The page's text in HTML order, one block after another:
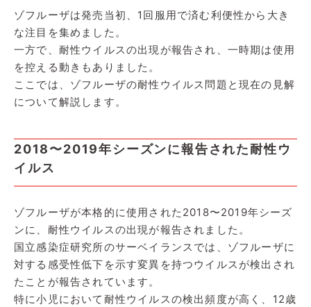
ゾフルーザは発売当初、1回服用で済む利便性から大き
な注目を集めました。
一方で、耐性ウイルスの出現が報告され、一時期は使用
を控える動きもありました。
ここでは、ゾフルーザの耐性ウイルス問題と現在の見解
について解説します。
2018〜2019年シーズンに報告された耐性ウ
イルス
ゾフルーザが本格的に使用された2018〜2019年シーズ
ンに、耐性ウイルスの出現が報告されました。
国立感染症研究所のサーベイランスでは、ゾフルーザに
対する感受性低下を示す変異を持つウイルスが検出され
たことが報告されています。
特に小児において耐性ウイルスの検出頻度が高く、12歳